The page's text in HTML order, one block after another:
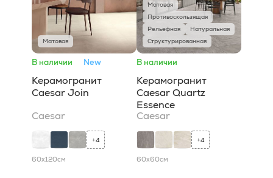
Матовая
В наличии New
Керамогранит
Caesar Join
Caesar
+4
60x120см
Матовая
Противоскользящая
Рельефная
Натуральная
Структурированная
В наличии
Керамогранит
Caesar Quartz
Essence
Caesar
+4
60x60см